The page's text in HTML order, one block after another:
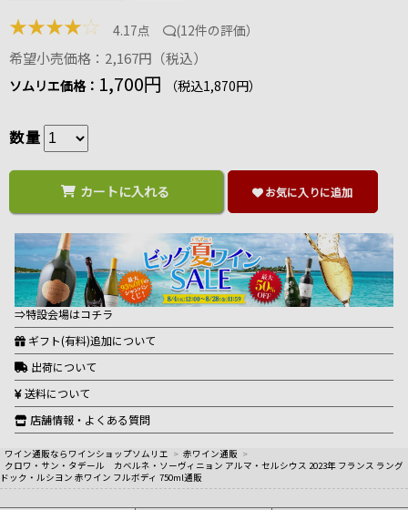
★★★★☆ 4.17点 (12件の評価）
希望小売価格：2,167円（税込）
ソムリエ価格： 1,700円 （税込1,870円）
数量
カートに入れる お気に入りに追加
⇒特設会場はコチラ
ギフト(有料)追加について
出荷について
送料について
店舗情報・よくある質問
ワイン通販ならワインショップソムリエ > 赤ワイン通販 >
クロワ・サン・タデール カベルネ・ソーヴィニョン アルマ・セルシウス 2023年 フランス ラング
ドック・ルシヨン 赤ワイン フルボディ 750ml通販